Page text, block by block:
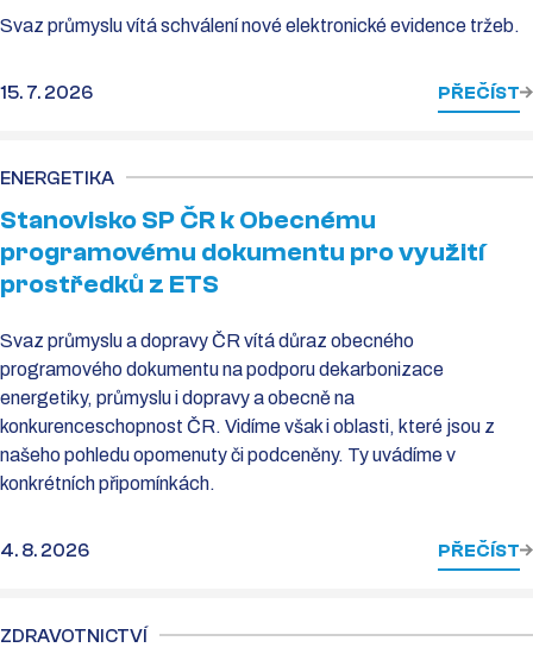
Svaz průmyslu vítá schválení nové elektronické evidence tržeb.
15. 7. 2026 PŘEČÍST
ENERGETIKA
Stanovisko SP ČR k Obecnému
programovému dokumentu pro využití
prostředků z ETS
Svaz průmyslu a dopravy ČR vítá důraz obecného
programového dokumentu na podporu dekarbonizace
energetiky, průmyslu i dopravy a obecně na
konkurenceschopnost ČR. Vidíme však i oblasti, které jsou z
našeho pohledu opomenuty či podceněny. Ty uvádíme v
konkrétních připomínkách.
4. 8. 2026 PŘEČÍST
ZDRAVOTNICTVÍ